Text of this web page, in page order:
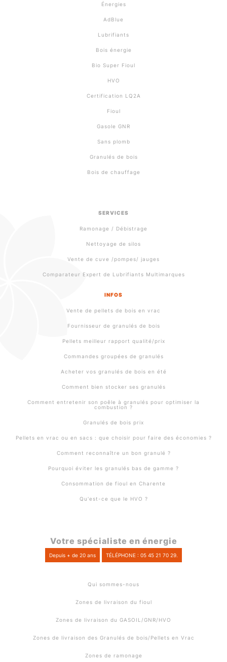
Énergies
AdBlue
Lubrifiants
Bois énergie
Bio Super Fioul
HVO
Certification LQ2A
Fioul
Gasole GNR
Sans plomb
Granulés de bois
Bois de chauffage
SERVICES
Ramonage / Débistrage
Nettoyage de silos
Vente de cuve /pompes/ jauges
Comparateur Expert de Lubrifiants Multimarques
INFOS
Vente de pellets de bois en vrac
Fournisseur de granulés de bois
Pellets meilleur rapport qualité/prix
Commandes groupées de granulés
Acheter vos granulés de bois en été
Comment bien stocker ses granulés
Comment entretenir son poêle à granulés pour optimiser la
combustion ?
Granulés de bois prix
Pellets en vrac ou en sacs : que choisir pour faire des économies ?
Comment reconnaître un bon granulé ?
Pourquoi éviter les granulés bas de gamme ?
Consommation de fioul en Charente
Qu'est-ce que le HVO ?
Votre spécialiste en énergie
Depuis + de 20 ans TÉLÉPHONE : 05 45 21 70 29.
Qui sommes-nous
Zones de livraison du fioul
Zones de livraison du GASOIL/GNR/HVO
Zones de livraison des Granulés de bois/Pellets en Vrac
Zones de ramonage